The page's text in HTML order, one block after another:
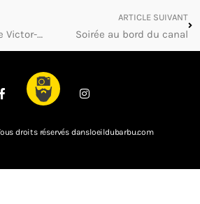
Le Duomo et la galerie Victor-Emmanuel II
ARTICLE SUIVANT
Soirée au bord du canal
droits réservés dansloeildubarbu.com